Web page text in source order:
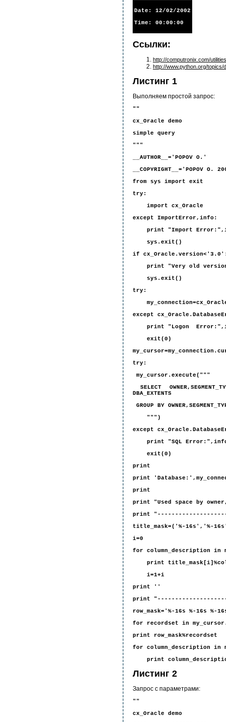
Date: 12/02/2002
Time: 00:00:00
Ссылки:
http://computronix.com/
http://www.python.org/topics/
Листинг 1
Выполняем простой запрос:
""
cx_Oracle demo
simple query
"""
__AUTHOR__='POPOV O.'
__COPYRIGHT__='POPOV
from sys import exit
try:
import cx_Oracle
except ImportError,info:
print "Import
sys.exit()
if
print "Very old version
sys.exit()
try:
except
print "Logon
exit(0)
try:
my_cursor.execute("""
SELECT
DBA_EXTENTS
GROUP BY
""")
except
print "SQL
exit(0)
print
print
print
print "Used space by
print
title_mask=('%-16s','%-
i=0
for column_description in
print
i=1+i
print ''
print
row_mask='%-16s %-16s %-
for recordset in
print row_mask%recordset
for column_description in
print
Листинг 2
Запрос с параметрами:
""
cx_Oracle demo